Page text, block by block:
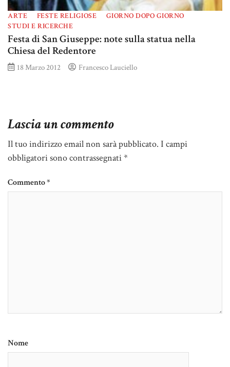
ARTE FESTE RELIGIOSE
GIORNO DOPO GIORNO
STUDI E RICERCHE
Festa di San Giuseppe: note sulla statua nella
Chiesa del Redentore
18 Marzo 2012 Francesco Lauciello
Lascia un commento
Il tuo indirizzo email non sarà pubblicato. I campi
obbligatori sono contrassegnati*
Commento*
Nome